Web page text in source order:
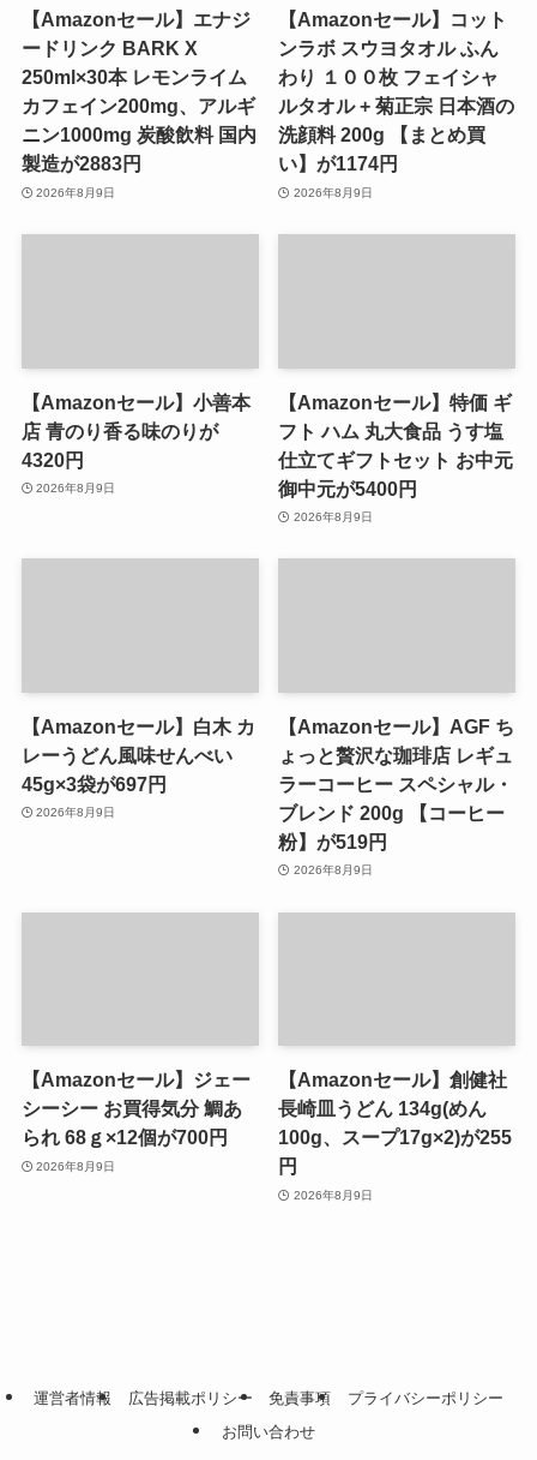
【Amazonセール】エナジ
ードリンク BARK X
250ml×30本 レモンライム
カフェイン200mg、アルギ
ニン1000mg 炭酸飲料 国内
製造が2883円
2026年8月9日
【Amazonセール】コット
ンラボ スウヨタオル ふん
わり １００枚 フェイシャ
ルタオル + 菊正宗 日本酒の
洗顔料 200g 【まとめ買
い】が1174円
2026年8月9日
【Amazonセール】小善本
店 青のり香る味のりが
4320円
2026年8月9日
【Amazonセール】特価 ギ
フト ハム 丸大食品 うす塩
仕立てギフトセット お中元
御中元が5400円
2026年8月9日
【Amazonセール】白木 カ
レーうどん風味せんべい
45g×3袋が697円
2026年8月9日
【Amazonセール】AGF ち
ょっと贅沢な珈琲店 レギュ
ラーコーヒー スペシャル・
ブレンド 200g 【コーヒー
粉】が519円
2026年8月9日
【Amazonセール】ジェー
シーシー お買得気分 鯛あ
られ 68ｇ×12個が700円
2026年8月9日
【Amazonセール】創健社
長崎皿うどん 134g(めん
100g、スープ17g×2)が255
円
2026年8月9日
運営者情報 広告掲載ポリシー 免責事項
プライバシーポリシー
お問い合わせ